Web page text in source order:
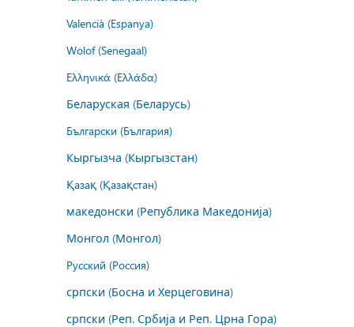
Valencià (Espanya)
Wolof (Senegaal)
Ελληνικά (Ελλάδα)
Беларуская (Беларусь)
Български (България)
Кыргызча (Кыргызстан)
Қазақ (Қазақстан)
македонски (Република Македонија)
Монгол (Монгол)
Русский (Россия)
српски (Босна и Херцеговина)
српски (Реп. Србија и Реп. Црна Гора)